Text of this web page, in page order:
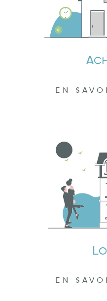
Si vous avez un projet
ou Lamure-
toute demande
Chez Logidéal, nous
accompagner dans la
projets immobiliers. En
faites le choix de la
de l'engagement. Nous
immobilier de confiance
EN
EN